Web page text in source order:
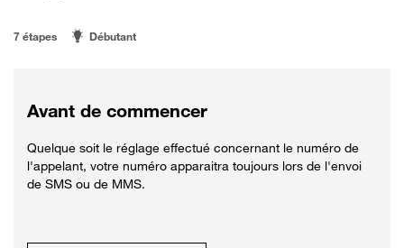
7 étapes Débutant
Avant de commencer
Quelque soit le réglage effectué concernant le numéro de
l'appelant, votre numéro apparaitra toujours lors de l'envoi
de SMS ou de MMS.